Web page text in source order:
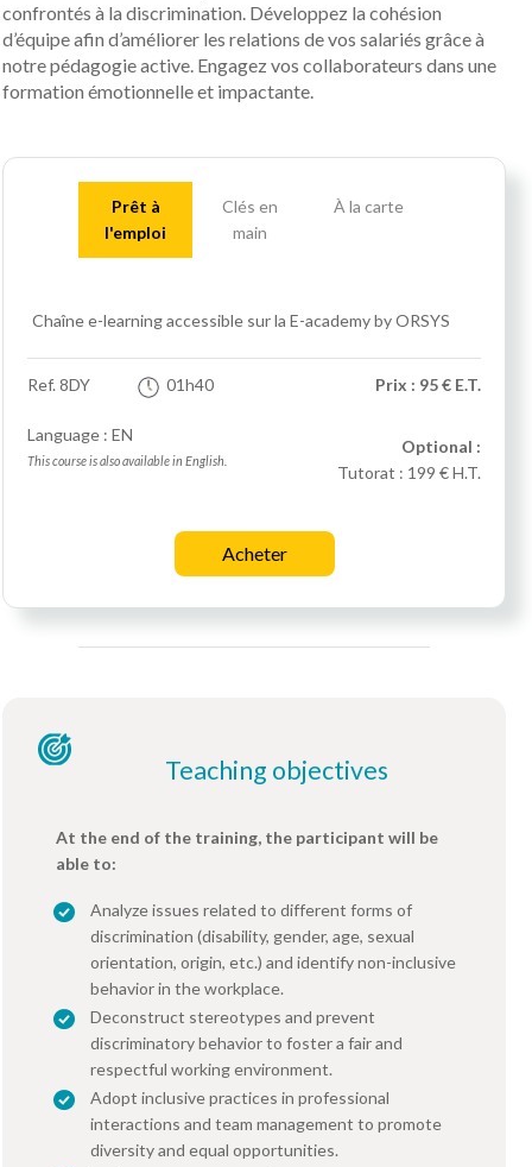
confrontés à la discrimination. Développez la cohésion
d’équipe afin d’améliorer les relations de vos salariés grâce à
notre pédagogie active. Engagez vos collaborateurs dans une
formation émotionnelle et impactante.
Prêt à
l'emploi
Clés en
main
À la carte
Chaîne e-learning accessible sur la E-academy by ORSYS
Ref.8DY 01h40 Prix : 95 € E.T.
Language : EN
This course is also available in English.
Optional :
Tutorat : 199 € H.T.
Acheter
Teaching objectives
At the end of the training, the participant will be
able to:
Analyze issues related to different forms of
discrimination (disability, gender, age, sexual
orientation, origin, etc.) and identify non-inclusive
behavior in the workplace.
Deconstruct stereotypes and prevent
discriminatory behavior to foster a fair and
respectful working environment.
Adopt inclusive practices in professional
interactions and team management to promote
diversity and equal opportunities.